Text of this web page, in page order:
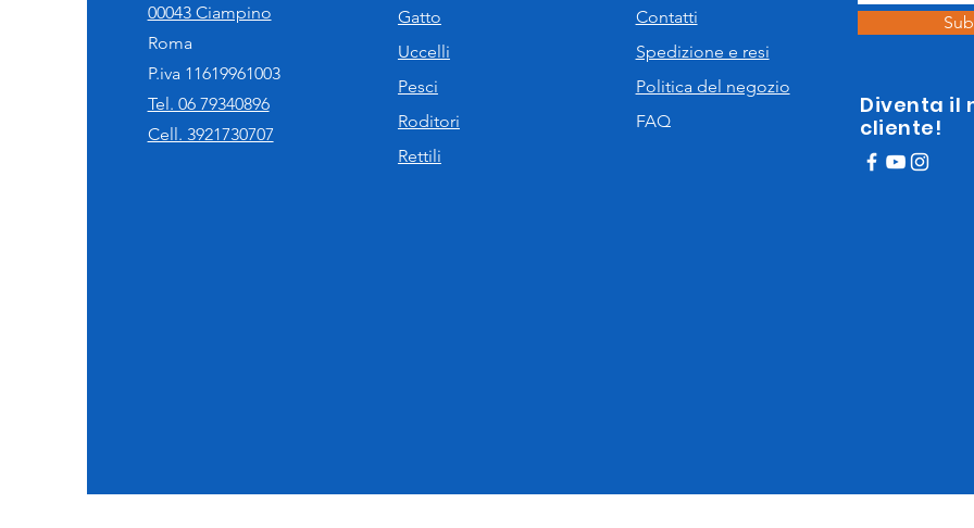
00043 Ciampino
Roma
P.iva 11619961003
Tel. 06 79340896
Cell. 3921730707
Gatto
Uccelli
Pesci
Roditori
Rettili
Contatti
Spedizione e resi
Politica del negozio
FAQ
Diventa il
cliente!